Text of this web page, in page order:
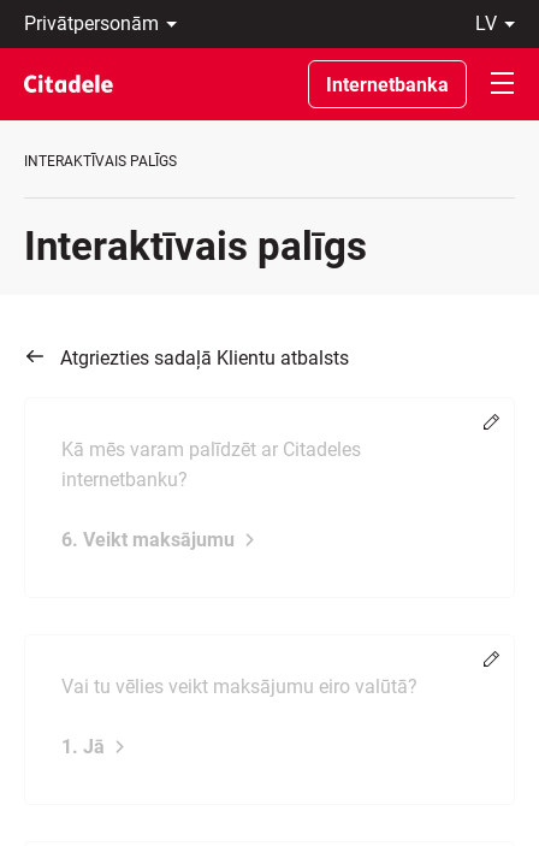
Privātpersonām
Uzņēmumiem
Private
Banking
Par
C
lv
Latviski
По-
русски
In
Internetbanka
INTERAKTĪVAIS PALĪGS
Interaktīvais palīgs
Atgriezties sadaļā Klientu atbalsts
Kā mēs varam palīdzēt ar Citadeles
internetbanku?
6. Veikt maksājumu
Vai tu vēlies veikt maksājumu eiro valūtā?
1. Jā